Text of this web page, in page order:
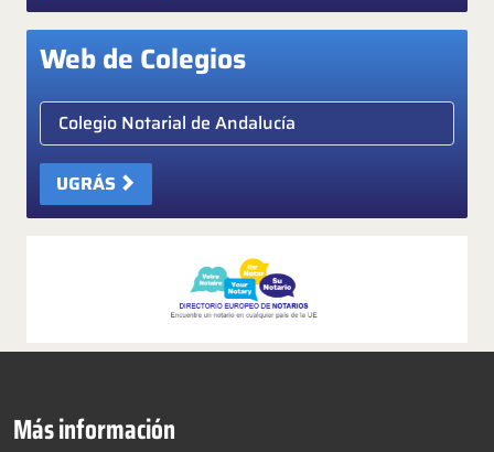
Web de Colegios
Elige colegio notarial
UGRÁS
Más información